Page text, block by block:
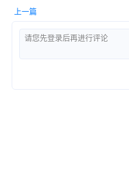
上一篇